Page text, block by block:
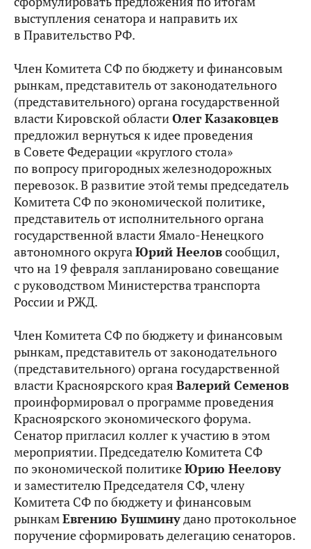
выступления сенатора и направить их
в Правительство РФ.
Член Комитета СФ по бюджету и финансовым
рынкам, представитель от законодательного
(представительного) органа государственной
власти Кировской областиОлег Казаковцев
предложил вернуться к идее проведения
в Совете Федерации «круглого стола»
по вопросу пригородных железнодорожных
перевозок. В развитие этой темы председатель
Комитета СФ по экономической политике,
представитель от исполнительного органа
государственной власти Ямало-Ненецкого
автономного округаЮрий Нееловсообщил,
что на 19 февраля запланировано совещание
с руководством Министерства транспорта
России и РЖД.
Член Комитета СФ по бюджету и финансовым
рынкам, представитель от законодательного
(представительного) органа государственной
власти Красноярского края Валерий Семенов
проинформировал о программе проведения
Красноярского экономического форума.
Сенатор пригласил коллег к участию в этом
мероприятии. Председателю Комитета СФ
по экономической политикеЮрию Неелову
и заместителю Председателя СФ, члену
Комитета СФ по бюджету и финансовым
рынкамЕвгению Бушминудано протокольное
поручение сформировать делегацию сенаторов.